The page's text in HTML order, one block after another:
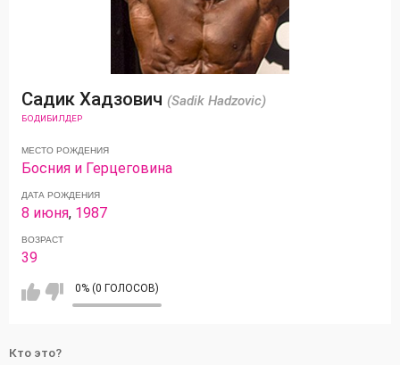
Садик Хадзович (Sadik Hadzovic)
БОДИБИЛДЕР
МЕСТО РОЖДЕНИЯ
Босния и Герцеговина
ДАТА РОЖДЕНИЯ
8 июня, 1987
ВОЗРАСТ
39
0% (0 ГОЛОСОВ)
Кто это?